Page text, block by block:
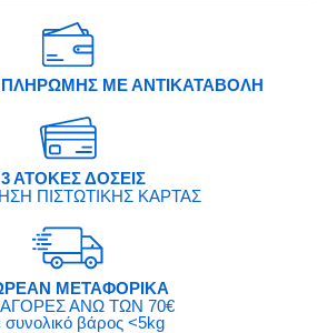
ΜΕ ΑΝΤΙΚΑΤΑΒΟΛΗ
3 ΑΤΟΚΕΣ ΔΟΣΕΙΣ
ΠΙΣΤΩΤΙΚΗΣ ΚΑΡΤΑΣ
ΜΕΤΑΦΟΡΙΚΑ
ΑΓΟΡΕΣ ΑΝΩ ΤΩΝ 70€
συνολικό βάρος <5kg